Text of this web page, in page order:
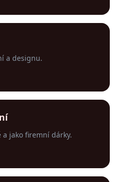
a designu.
jako firemní dárky.